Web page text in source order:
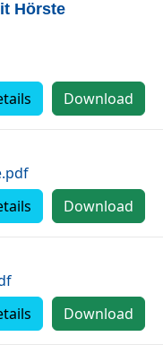
Hörste
Download
Download
Download